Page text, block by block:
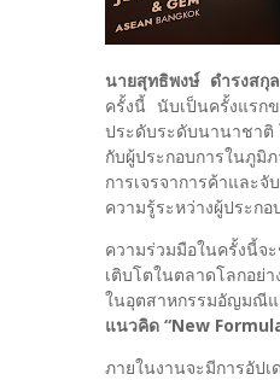
นายสุทธิพงษ์ ดำรงสกุ
ครั้งนี้ นับเป็นครั้งแรก
ประดับระดับนานาชาติ
กับผู้ประกอบการในภูมิ
การเจรจาการค้าและ
ความรู้ระหว่างผู้ประก
ความร่วมมือในครั้งนี้
เติบโตในตลาดโลกอย่
ในอุตสาหกรรมอัญมณีแ
แนวคิด “New
ภายในงานจะมีการอั